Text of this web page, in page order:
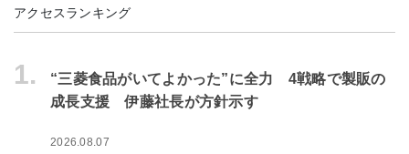
アクセスランキング
1.
“三菱食品がいてよかった”に全力 4戦略で製販の
成長支援 伊藤社長が方針示す
2026.08.07